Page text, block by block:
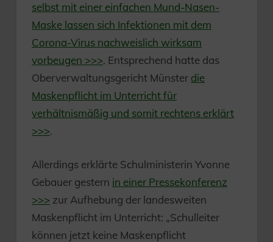
selbst mit einer einfachen Mund-Nasen-
Maske lassen sich Infektionen mit dem
Corona-Virus nachweislich wirksam
vorbeugen >>>. Entsprechend hatte das
Oberverwaltungsgericht Münster die
Maskenpflicht im Unterricht für
verhältnismäßig und somit rechtens erklärt
>>>.
Allerdings erklärte Schulministerin Yvonne
Gebauer gestern in einer Pressekonferenz
>>> zur Aufhebung der landesweiten
Maskenpflicht im Unterricht: „Schulleiter
können jetzt keine Maskenpflicht